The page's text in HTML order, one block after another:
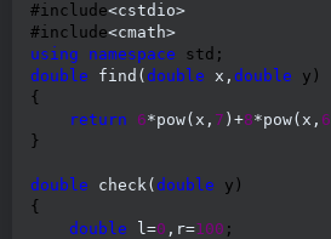
#include<cstdio>
#include
using
namespace
double find( double x, double y)
{
return
6*pow(x, 7 )+8*pow(x, 6
}
double check( double y)
{
double l=0 ,r=100 ;